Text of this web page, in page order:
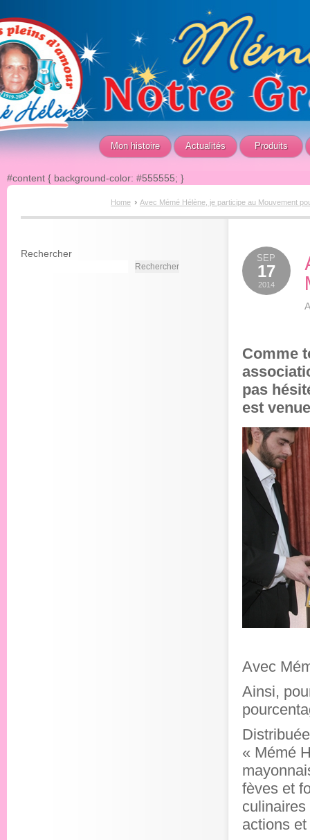
Mon histoire Actualités Produits
#content { background-color: #555555; }
Home › Avec Mémé Hélène, je participe au Mouvement
Rechercher
Rechercher
SEP
17
2014
Comme
pas
est
Avec
Ainsi,
« Mémé
fèves et
actions